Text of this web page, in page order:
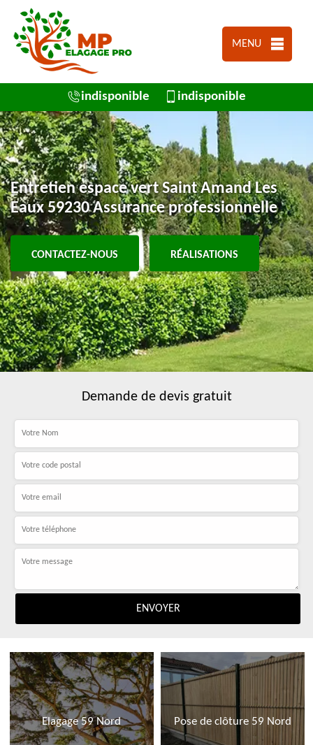
MENU
indisponible indisponible
Entretien espace vert Saint Amand Les
Eaux 59230 Assurance professionnelle
CONTACTEZ-NOUS RÉALISATIONS
Demande de devis gratuit
Elagage 59 Nord Pose de clôture 59 Nord